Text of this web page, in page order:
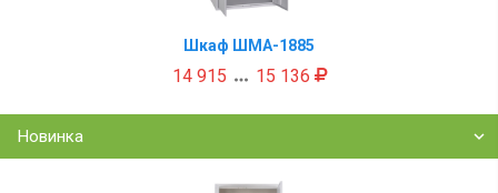
Шкаф ШМА-1885
14 915  15 136
Новинка